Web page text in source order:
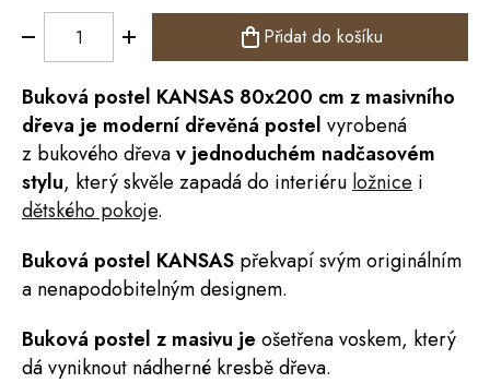
Přidat do košíku
Buková postel KANSAS 80x200 cm z masivního
dřeva je moderní dřevěná postel vyrobená
z bukového dřevav jednoduchém nadčasovém
stylu, který skvěle zapadá do interiéru ložnice i
dětského pokoje.
Buková postel KANSAS překvapí svým originálním
a nenapodobitelným designem.
Buková postel z masivu je ošetřena voskem, který
dá vyniknout nádherné kresbě dřeva.